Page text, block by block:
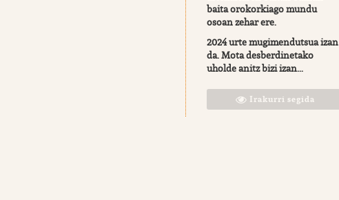
baita orokorkiago mundu
osoan zehar ere.
2024 urte mugimendutsua izan
da. Mota desberdinetako
uholde anitz bizi izan...
Irakurri segida